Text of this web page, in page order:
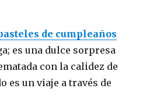
de cumpleaños
es una dulce sorpresa
con la calidez de
es un viaje a través de